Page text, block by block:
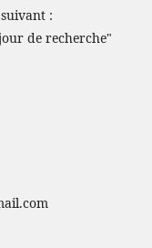
:
de recherche"